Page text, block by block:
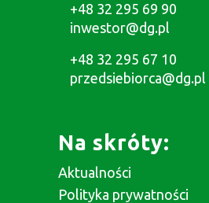
+48 32 295 69 90
inwestor@dg.pl
+48 32 295 67 10
przedsiebiorca@dg.pl
Na skróty:
Aktualności
Polityka prywatności